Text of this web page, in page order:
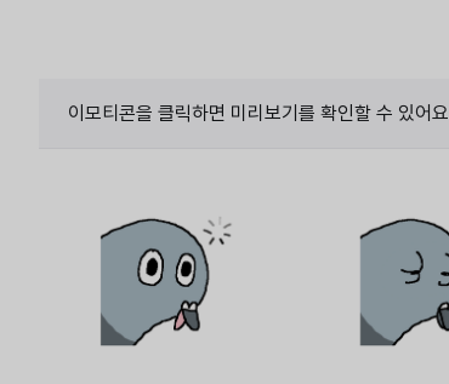
이모티콘을 클릭하면 미리보기를 확인할 수 있어요